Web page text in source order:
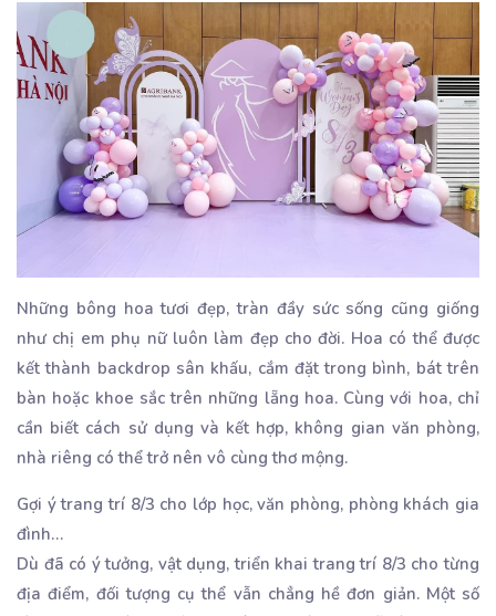
Những bông hoa tươi đẹp, tràn đầy sức sống cũng giống
như chị em phụ nữ luôn làm đẹp cho đời. Hoa có thể được
kết thành backdrop sân khấu, cắm đặt trong bình, bát trên
bàn hoặc khoe sắc trên những lẵng hoa. Cùng với hoa, chỉ
cần biết cách sử dụng và kết hợp, không gian văn phòng,
nhà riêng có thể trở nên vô cùng thơ mộng.
Gợi ý trang trí 8/3 cho lớp học, văn phòng, phòng khách gia
đình…
Dù đã có ý tưởng, vật dụng, triển khai trang trí 8/3 cho từng
địa điểm, đối tượng cụ thể vẫn chẳng hề đơn giản. Một số